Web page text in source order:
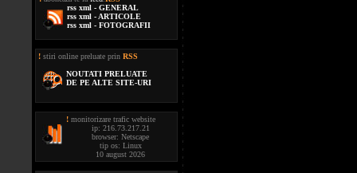
rss xml - GENERAL
rss xml - ARTICOLE
rss xml - FOTOGRAFII
! stiri online preluate prin RSS
NOUTATI PRELUATE
DE PE ALTE SITE-URI
! monitorizare trafic website
ip: 216.73.217.21
browser: Netscape
tip os: Linux
10 august 2026